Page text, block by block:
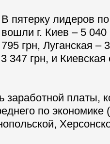
В пятерку лидеров
вошли г. Киев – 5
795 грн, Луганская –
347 грн, и Киевская
заработной платы,
по экономике